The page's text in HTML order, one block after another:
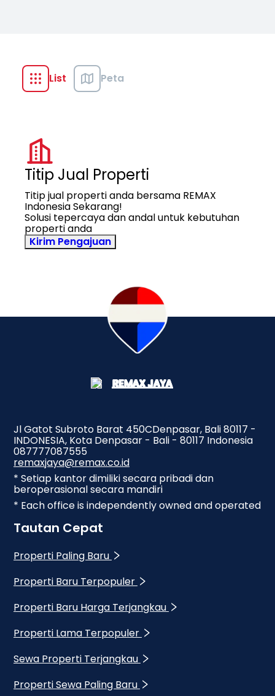
List Peta
Titip Jual Properti
Titip jual properti anda bersama REMAX
Indonesia Sekarang!
Solusi tepercaya dan andal untuk kebutuhan
properti anda
Kirim Pengajuan
Jl Gatot Subroto Barat 450CDenpasar, Bali 80117 -
INDONESIA, Kota Denpasar - Bali - 80117 Indonesia
087777087555
remaxjaya@remax.co.id
* Setiap kantor dimiliki secara pribadi dan
beroperasional secara mandiri
* Each office is independently owned and operated
Tautan Cepat
Properti Paling Baru
Properti Baru Terpopuler
Properti Baru Harga Terjangkau
Properti Lama Terpopuler
Sewa Properti Terjangkau
Properti Sewa Paling Baru